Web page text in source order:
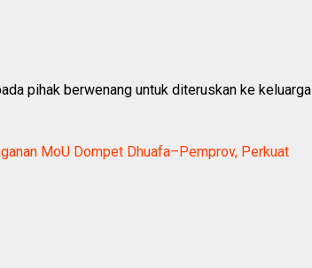
pihak berwenang untuk diteruskan ke keluarga
MoU Dompet Dhuafa–Pemprov, Perkuat